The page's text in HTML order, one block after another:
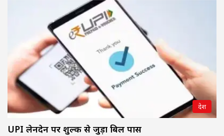
देश
UPI लेनदेन पर शुल्क से जुड़ा बिल पास